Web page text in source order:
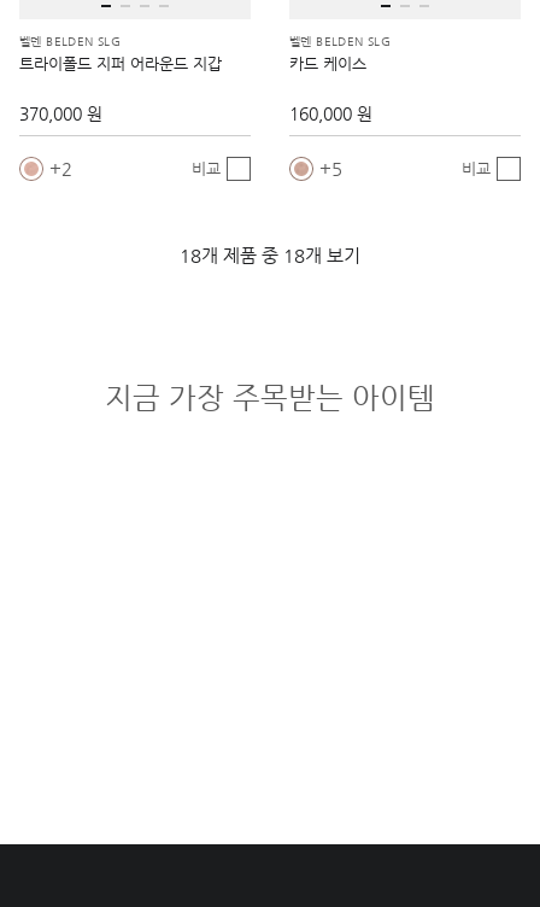
벨덴 BELDEN SLG
트라이폴드 지퍼 어라운드 지갑
370,000 원
2 비교
벨덴 BELDEN SLG
카드 케이스
160,000 원
5 비교
18개 제품 중 18개 보기
지금 가장 주목받는 아이템